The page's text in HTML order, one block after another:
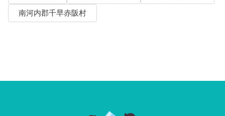
南河内郡千早赤阪村